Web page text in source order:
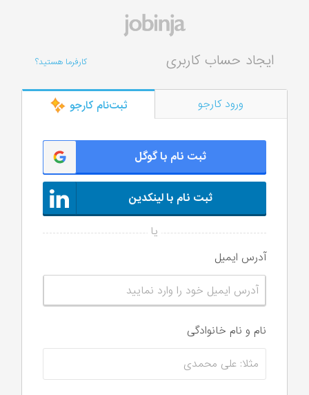
کارفرما هستید؟ ایجاد حساب کاربری
ورود کارجو ثبت‌‌نام کارجو
ثبت نام با گوگل
ثبت نام با لینکدین
آدرس ایمیل
نام و نام‌ خانوادگی